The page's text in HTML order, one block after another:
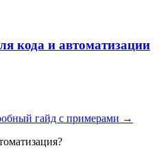
кода и автоматизации
гайд с примерами →
?